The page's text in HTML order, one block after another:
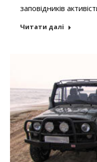
заповідників
Читати далі